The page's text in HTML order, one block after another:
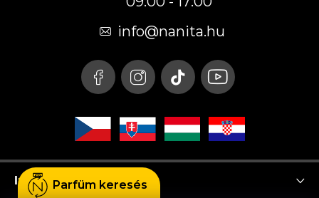
info@nanita.hu
InstagramParfüm keresés